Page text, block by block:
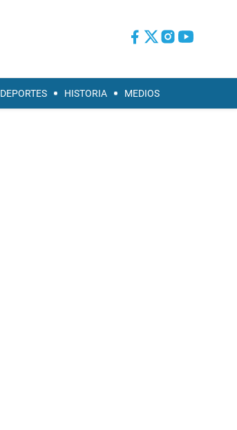
DEPORTES HISTORIA MEDIOS